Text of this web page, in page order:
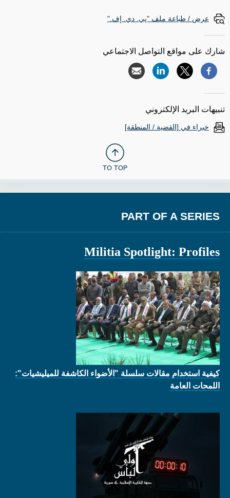
عرض / طباعة ملف "پي. دي. إف."
شارك على مواقع التواصل الاجتماعي
تنبيهات البريد الإلكتروني
خبراء في [القضية / المنطقة]
TO TOP
PART OF A SERIES
Militia Spotlight: Profiles
كيفية استخدام مقالات سلسلة "الأضواء الكاشفة للميليشيات":
اللمحات العامة